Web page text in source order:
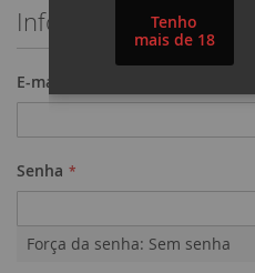
Informações de acesso
E-mail
Senha
Força da senha: Sem senha
Tenho
mais de 18